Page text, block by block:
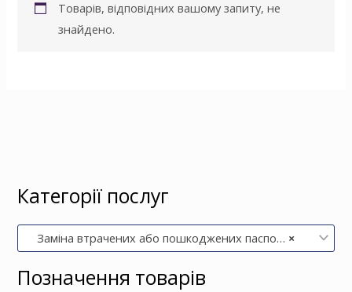
Товарів, відповідних вашому запиту, не
знайдено.
Категорії послуг
×
Заміна втрачених або пошкоджених паспортів (0)
Позначення товарів